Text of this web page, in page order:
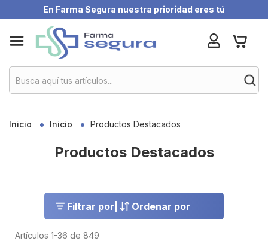
En Farma Segura nuestra prioridad eres tú
to
Content
My
Inicio Inicio Productos Destacados
Productos Destacados
Artículos 1-36 de 849
Filtrar por Ordenar por